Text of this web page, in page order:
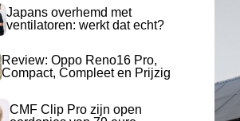
Japans overhemd met
ventilatoren: werkt dat echt?
Review: Oppo Reno16 Pro,
Compact, Compleet en Prijzig
CMF Clip Pro zijn open